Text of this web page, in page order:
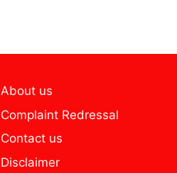
About us
Complaint Redressal
Contact us
Disclaimer